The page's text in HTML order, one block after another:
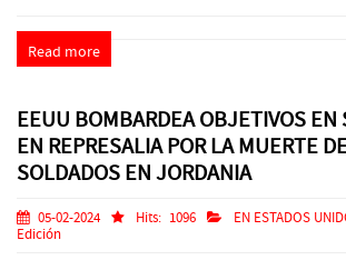
Read more
EEUU BOMBARDEA OBJETIVOS EN
EN REPRESALIA POR LA MUERTE
SOLDADOS EN JORDANIA
05-02-2024 Hits: 1096 EN ESTADOS
Edición